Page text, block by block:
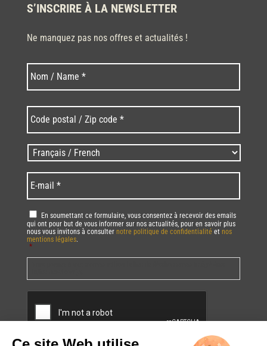
S’INSCRIRE À LA NEWSLETTER
Ne manquez pas nos offres et actualités !
Nom * Nom
postal
/
Zip
code
* *
Langues
/
Language *
mail *
RGPD *
En soumettant ce formulaire, vous consentez à recevoir des emails
qui ont pour but de vous informer sur nos actualités, pour en savoir plus
nous vous invitons à consulter notre politique de confidentialité et nos
mentions légales.
*